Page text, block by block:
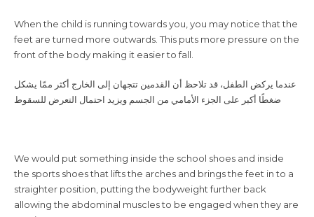
feet are turned more outwards. This puts more pressure on the
front of the body making it easier to fall.
عندما يركض الطفل، قد تلاحظ أن القدمين تتجهان إلى الخارج أكثر ممّا يشكل
ضغطًا أكبر على الجزء الأمامي من الجسم ويزيد احتمال التعرض للسقوط
the sports shoes that lifts the arches and brings the feet in to a
straighter position, putting the bodyweight further back
allowing the abdominal muscles to be engaged when they are